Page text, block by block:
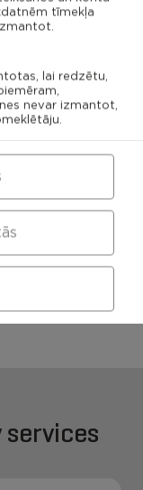
civil
civil
parish
Stolerovas civil
parish
tīmekļa
lai redzētu,
nevar izmantot,